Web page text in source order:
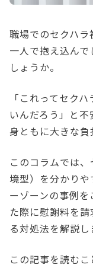
職場でのセクハ
一人で抱え込ん
しょうか。
「これってセク
いんだろう」と
身ともに大きな負
このコラムでは
境型）を分かり
ーゾーンの事例
た際に慰謝料を
る対処法を解説し
この記事を読む